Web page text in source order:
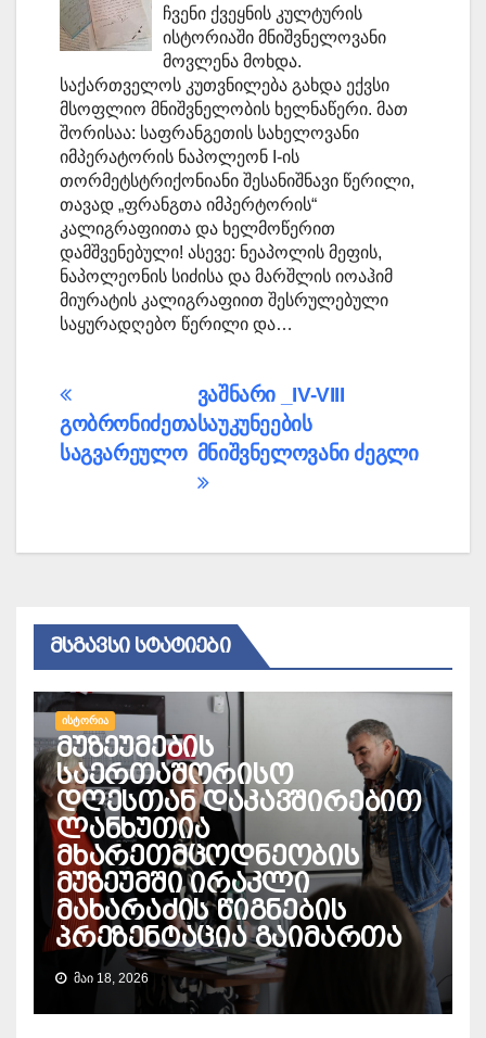
ჩვენი ქვეყნის კულტურის
ისტორიაში მნიშვნელოვანი
მოვლენა მოხდა.
საქართველოს კუთვნილება გახდა ექვსი
მსოფლიო მნიშვნელობის ხელნაწერი. მათ
შორისაა: საფრანგეთის სახელოვანი
იმპერატორის ნაპოლეონ I-ის
თორმეტსტრიქონიანი შესანიშნავი წერილი,
თავად „ფრანგთა იმპერტორის“
კალიგრაფიითა და ხელმოწერით
დამშვენებული! ასევე: ნეაპოლის მეფის,
ნაპოლეონის სიძისა და მარშლის იოაჰიმ
მიურატის კალიგრაფიით შესრულებული
საყურადღებო წერილი და…
პოსტის
ნავიგაცია
ვაშნარი _IV-VIII
საუკუნეების
მნიშვნელოვანი ძეგლი
გობრონიძეთა
საგვარეულო
ᲛᲡᲒᲐᲕᲡᲘ ᲡᲢᲐᲢᲘᲔᲑᲘ
ᲘᲡᲢᲝᲠᲘᲐ
მუზეუმების
საერთაშორისო
დღესთან დაკავშირებით
ლანხუთია
მხარეთმცოდნეობის
მუზეუმში ირაკლი
მახარაძის წიგნების
პრეზენტაცია გაიმართა
ᲛᲐᲘ 18, 2026